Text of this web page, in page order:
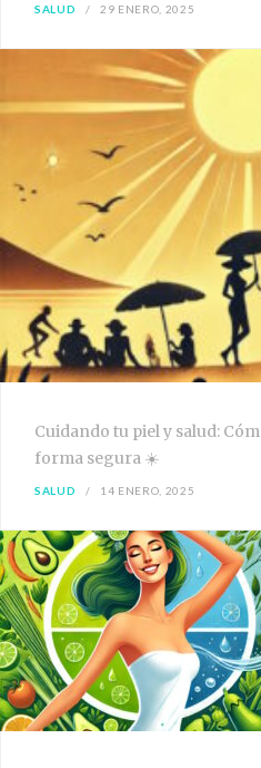
SALUD 29 ENERO, 2025
Cuidando tu piel y salud:
forma segura ☀️
SALUD 14 ENERO, 2025